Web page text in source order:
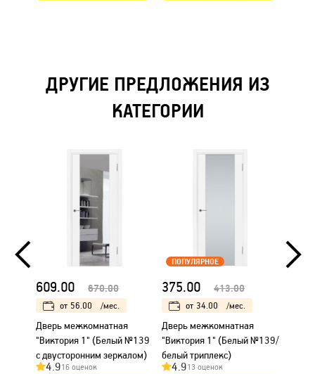
ДРУГИЕ ПРЕДЛОЖЕНИЯ ИЗ
КАТЕГОРИИ
609.00 670.00
от 56.00 /мес.
Дверь межкомнатная
"Виктория 1" (Белый №139
с двусторонним зеркалом)
4.916 оценок
ПОПУЛЯРНОЕ
375.00 413.00
от 34.00 /мес.
Дверь межкомнатная
"Виктория 1" (Белый №139/
белый триплекс)
4.913 оценок